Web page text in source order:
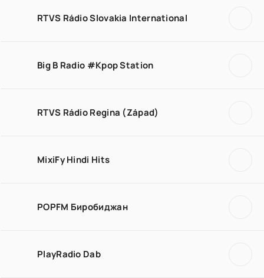
RTVS Rádio Slovakia International
Big B Radio #Kpop Station
RTVS Rádio Regina (Západ)
MixiFy Hindi Hits
POPFM Биробиджан
PlayRadio Dab